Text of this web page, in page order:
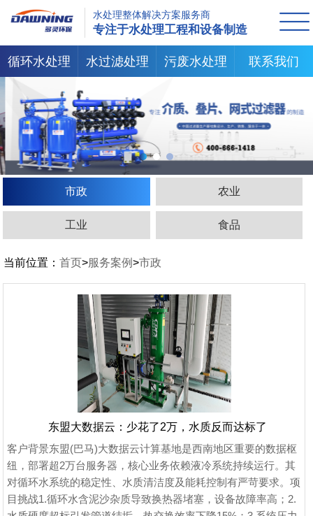
水处理整体解决方案服务商
专注于水处理工程和设备制造
循环水处理 水过滤处理 污废水处理 联系我们
市政 农业
工业 食品
当前位置： 首页>服务案例>市政
东盟大数据云：少花了2万，水质反而达标了
客户背景东盟(巴马)大数据云计算基地是西南地区重要的数据枢
纽，部署超2万台服务器，核心业务依赖液冷系统持续运行。其
对循环水系统的稳定性、水质清洁度及能耗控制有严苛要求。项
目挑战1.循环水含泥沙杂质导致换热器堵塞，设备故障率高；2.